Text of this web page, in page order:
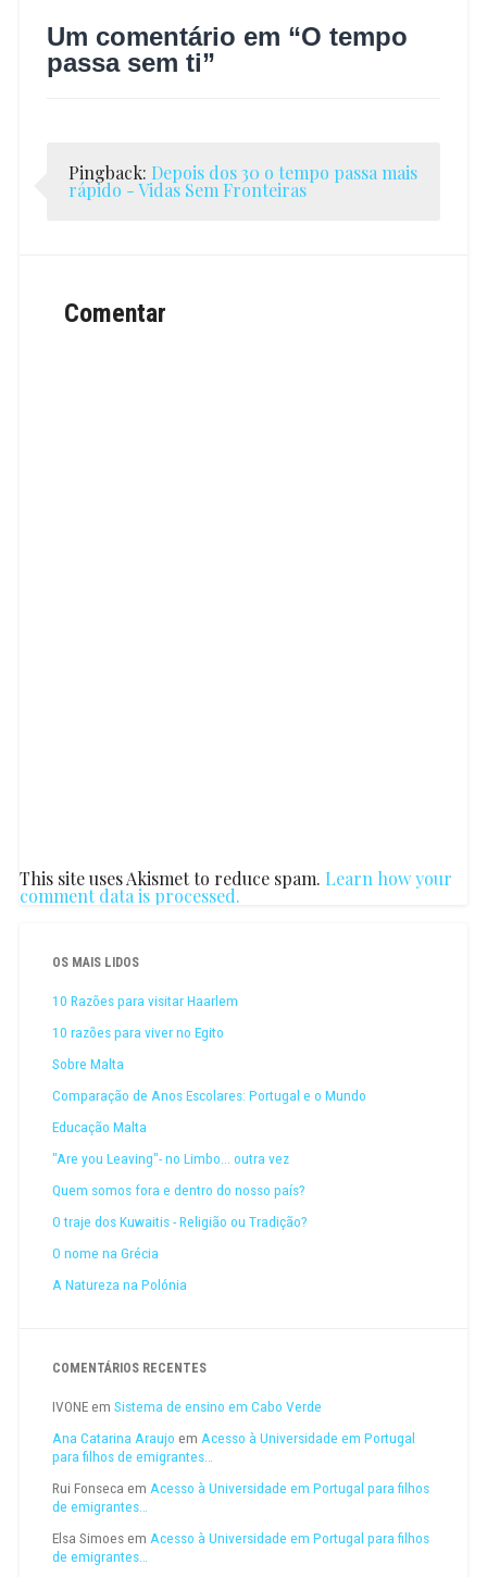
Um comentário em “O tempo
passa sem ti”
Pingback: Depois dos 30 o tempo passa mais
rápido - Vidas Sem Fronteiras
Comentar
This site uses Akismet to reduce spam. Learn how your
comment data is processed.
OS MAIS LIDOS
10 Razões para visitar Haarlem
10 razões para viver no Egito
Sobre Malta
Comparação de Anos Escolares: Portugal e o Mundo
Educação Malta
"Are you Leaving"- no Limbo... outra vez
Quem somos fora e dentro do nosso país?
O traje dos Kuwaitis - Religião ou Tradição?
O nome na Grécia
A Natureza na Polónia
COMENTÁRIOS RECENTES
IVONEem Sistema de ensino em Cabo Verde
Ana Catarina Araujo em Acesso à Universidade em Portugal
para filhos de emigrantes…
Rui Fonseca em Acesso à Universidade em Portugal para filhos
de emigrantes…
Elsa Simoesem Acesso à Universidade em Portugal para filhos
de emigrantes…